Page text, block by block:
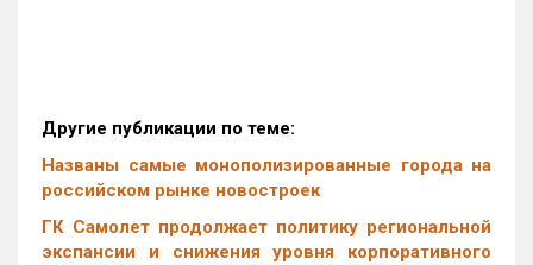
Другие публикации по теме:
Названы самые монополизированные города на
российском рынке новостроек
ГК Самолет продолжает политику региональной
экспансии и снижения уровня корпоративного